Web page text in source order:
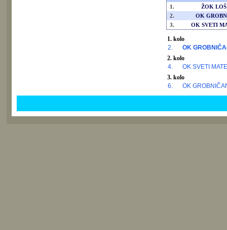
1.
ŽOK
2.
OK
3.
OK SVETI
1. kolo
2.
OK
2. kolo
4.
OK SVETI
3. kolo
6.
OK